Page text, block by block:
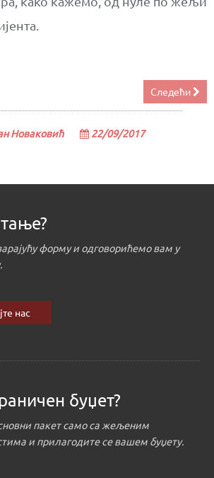
Следећи
Новаковић 22/09/2017
форму и одговорићемо вам у
нас
буџет?
пакет само са жељеним
и прилагодите се вашем буџету.